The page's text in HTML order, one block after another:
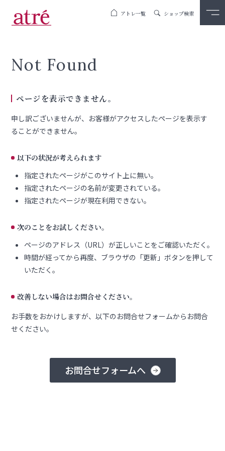
アトレ一覧 ショップ検索
Not Found
ページを表示できません。
申し訳ございませんが、お客様がアクセスしたページを表示す
ることができません。
以下の状況が考えられます
指定されたページがこのサイト上に無い。
指定されたページの名前が変更されている。
指定されたページが現在利用できない。
次のことをお試しください。
ページのアドレス（URL）が正しいことをご確認いただく。
時間が経ってから再度、ブラウザの「更新」ボタンを押して
いただく。
改善しない場合はお問合せください。
お手数をおかけしますが、以下のお問合せフォームからお問合
せください。
お問合せフォームへ